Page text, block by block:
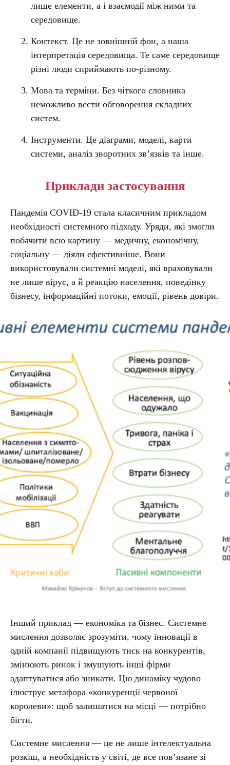
лише елементи, а і взаємодії між ними та
середовище.
Контекст. Це не зовнішній фон, а наша
інтерпретація середовища. Те саме середовище
різні люди сприймають по-різному.
Мова та терміни. Без чіткого словника
неможливо вести обговорення складних
систем.
Інструменти. Це діаграми, моделі, карти
системи, аналіз зворотних зв’язків та інше.
Приклади застосування
Пандемія COVID-19 стала класичним прикладом
необхідності системного підходу. Уряди, які змогли
побачити всю картину — медичну, економічну,
соціальну — діяли ефективніше. Вони
використовували системні моделі, які враховували
не лише вірус, а й реакцію населення, поведінку
бізнесу, інформаційні потоки, емоції, рівень довіри.
Інший приклад — економіка та бізнес. Системне
мислення дозволяє зрозуміти, чому інновації в
одній компанії підвищують тиск на конкурентів,
змінюють ринок і змушують інші фірми
адаптуватися або зникати. Цю динаміку чудово
ілюструє метафора «конкуренції червоної
королеви»: щоб залишатися на місці — потрібно
бігти.
Системне мислення — це не лише інтелектуальна
розкіш, а необхідність у світі, де все пов’язане зі